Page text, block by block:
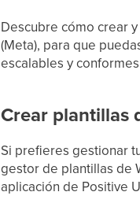
Descubre cómo crear
(Meta), para que
escalables y
Crear plantillas
Si prefieres gestionar
gestor de plantillas de
aplicación de Positive